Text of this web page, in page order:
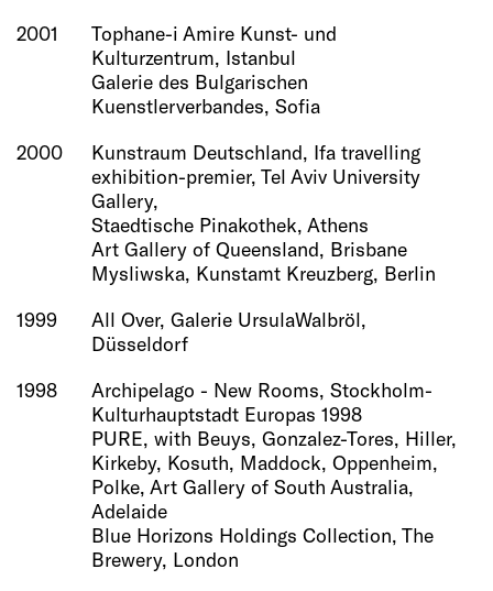
2001
Tophane-i Amire Kunst- und
Kulturzentrum, Istanbul
Galerie des Bulgarischen
Kuenstlerverbandes, Sofia
2000
Kunstraum Deutschland, Ifa travelling
exhibition-premier, Tel Aviv University
Gallery,
Staedtische Pinakothek, Athens
Art Gallery of Queensland, Brisbane
Mysliwska, Kunstamt Kreuzberg, Berlin
1999
All Over, Galerie UrsulaWalbröl,
Düsseldorf
1998
Archipelago - New Rooms, Stockholm-
Kulturhauptstadt Europas 1998
PURE, with Beuys, Gonzalez-Tores, Hiller,
Kirkeby, Kosuth, Maddock, Oppenheim,
Polke, Art Gallery of South Australia,
Adelaide
Blue Horizons Holdings Collection, The
Brewery, London